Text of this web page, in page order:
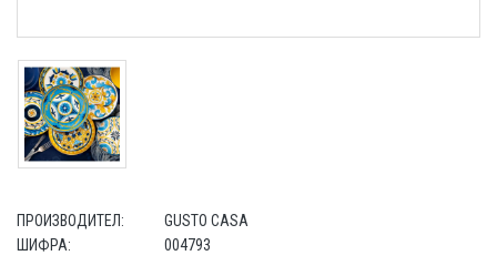
ПРОИЗВОДИТЕЛ:
GUSTO CASA
ШИФРА:
004793